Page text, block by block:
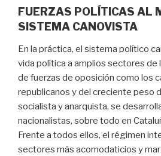
FUERZAS POLÍTICAS AL
SISTEMA CANOVISTA
En la práctica, el sistema político
vida política a amplios sectores de
de fuerzas de oposición como los
republicanos y del creciente peso
socialista y anarquista, se
nacionalistas, sobre todo en
Frente a todos ellos, el régimen
sectores más acomodaticios y